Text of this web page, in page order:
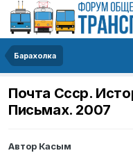
Барахолка
Почта Ссср.
Письмах. 2007
Автор Касым